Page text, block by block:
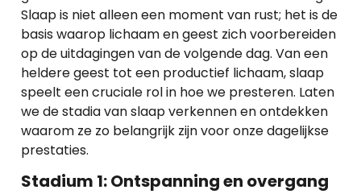
Slaap is niet alleen een moment van rust; het is de
basis waarop lichaam en geest zich voorbereiden
op de uitdagingen van de volgende dag. Van een
heldere geest tot een productief lichaam, slaap
speelt een cruciale rol in hoe we presteren. Laten
we de stadia van slaap verkennen en ontdekken
waarom ze zo belangrijk zijn voor onze dagelijkse
prestaties.
Stadium 1: Ontspanning en overgang